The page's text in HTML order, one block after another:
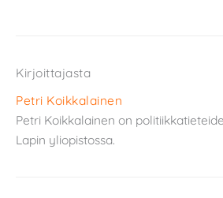
Kirjoittajasta
Petri Koikkalainen
Petri Koikkalainen on
Lapin yliopistossa.